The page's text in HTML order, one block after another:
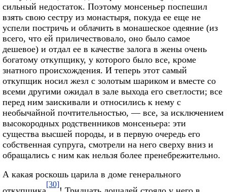
сильный недостаток. Поэтому монсеньер поспешил
взять свою сестру из монастыря, покуда ее еще не
успели постричь и облачить в монашеское одеяние (из
всего, что ей приличествовало, оно было самое
дешевое) и отдал ее в качестве залога в жены очень
богатому откупщику, у которого было все, кроме
знатного происхождения. И теперь этот самый
откупщик носил жезл с золотым шариком и вместе со
всеми другими ожидал в зале выхода его светлости; все
перед ним заискивали и относились к нему с
необычайной почтительностью, — все, за исключением
высокородных родственников монсеньера: эти
существа высшей породы, и в первую очередь его
собственная супруга, смотрели на него сверху вниз и
обращались с ним как нельзя более пренебрежительно.
А какая роскошь царила в доме генерального
[30]